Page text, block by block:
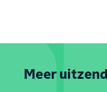
Meer